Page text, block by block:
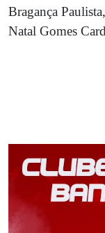
Bragança
Natal Gomes